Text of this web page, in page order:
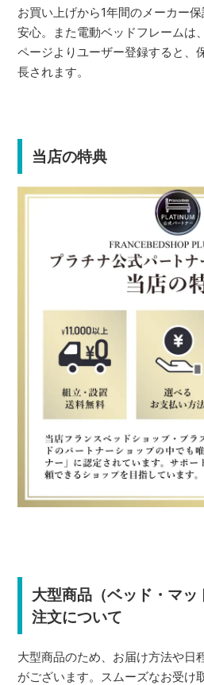
お買い上げから1年間のメーカー
安心。また電動ベッドフレームは
ページよりユーザー登録すると、
長されます。
当店の特典
大型商品（ベッド・マッ
注文について
大型商品のため、お届け方法や日
がございます。スムーズなお受け